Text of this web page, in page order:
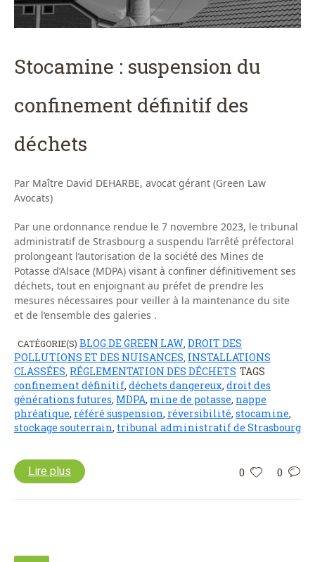
Stocamine : suspension du
confinement définitif des
déchets
Par Maître David DEHARBE, avocat gérant (Green Law
Avocats)
Par une ordonnance rendue le 7 novembre 2023, le tribunal
administratif de Strasbourg a suspendu l’arrêté préfectoral
prolongeant l’autorisation de la société des Mines de
Potasse d’Alsace (MDPA) visant à confiner définitivement ses
déchets, tout en enjoignant au préfet de prendre les
mesures nécessaires pour veiller à la maintenance du site
et de l’ensemble des galeries .
CATÉGORIE(S) BLOG DE GREEN LAW DROIT DES
POLLUTIONS ET DES NUISANCES INSTALLATIONS
CLASSÉES RÉGLEMENTATION DES DÉCHETS TAGS
confinement définitif, déchets dangereux, droit des
générations futures, MDPA, mine de potasse, nappe
phréatique, référé suspension, réversibilité, stocamine,
stockage souterrain, tribunal administratif de Strasbourg
0 0
Lire plus